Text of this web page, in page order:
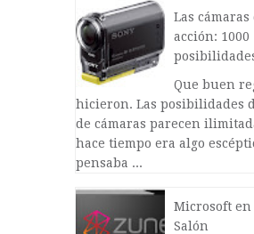
Las cámaras
acción: 1000
Que buen
hicieron. Las posibilidades
de cámaras parecen
hace tiempo era algo
pensaba ...
Microsoft
Salón